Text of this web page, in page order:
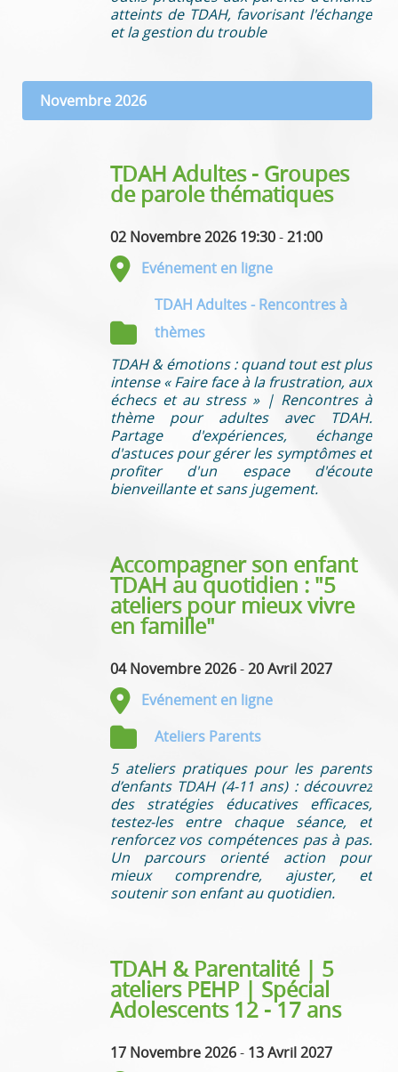
atteints de TDAH, favorisant l'échange
et la gestion du trouble
Novembre 2026
TDAH Adultes - Groupes
de parole thématiques
02 Novembre 2026 19:30 -21:00
Evénement en ligne
TDAH Adultes - Rencontres à
thèmes
TDAH & émotions : quand tout est plus
intense « Faire face à la frustration, aux
échecs et au stress » | Rencontres à
thème pour adultes avec TDAH.
Partage d'expériences, échange
d'astuces pour gérer les symptômes et
profiter d'un espace d'écoute
bienveillante et sans jugement.
Accompagner son enfant
TDAH au quotidien : "5
ateliers pour mieux vivre
en famille"
04 Novembre 2026 -20 Avril 2027
Evénement en ligne
Ateliers Parents
5 ateliers pratiques pour les parents
d’enfants TDAH (4-11 ans) : découvrez
des stratégies éducatives efficaces,
testez-les entre chaque séance, et
renforcez vos compétences pas à pas.
Un parcours orienté action pour
mieux comprendre, ajuster, et
soutenir son enfant au quotidien.
TDAH & Parentalité | 5
ateliers PEHP | Spécial
Adolescents 12 - 17 ans
17 Novembre 2026 - 13 Avril 2027